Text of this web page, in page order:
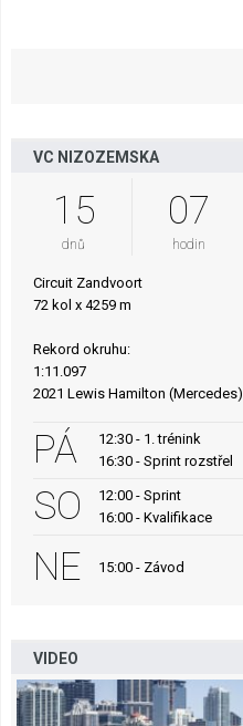
VC NIZOZEMSKA
15
dnů
07
hodin
Circuit Zandvoort
72 kol x 4259 m
Rekord okruhu:
1:11.097
2021 Lewis Hamilton (Mercedes)
PÁ
12:30 - 1. trénink
16:30 - Sprint rozstřel
SO
12:00 - Sprint
16:00 - Kvalifikace
NE 15:00 - Závod
VIDEO